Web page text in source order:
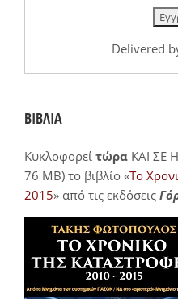
Delivered
ΒΙΒΛΙΑ
Κυκλοφορεί τώρα ΚΑΙ ΣΕ
76 MB) το βιβλίο «Το
2015» από τις εκδόσεις